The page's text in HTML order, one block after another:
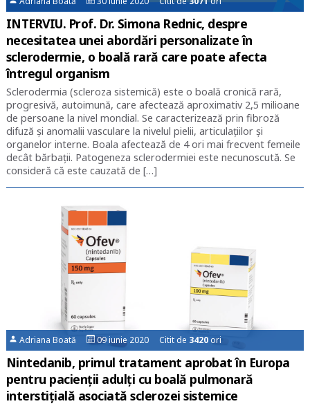
INTERVIU. Prof. Dr. Simona Rednic, despre
necesitatea unei abordări personalizate în
sclerodermie, o boală rară care poate afecta
întregul organism
Sclerodermia (scleroza sistemică) este o boală cronică rară,
progresivă, autoimună, care afectează aproximativ 2,5 milioane
de persoane la nivel mondial. Se caracterizează prin fibroză
difuză și anomalii vasculare la nivelul pielii, articulațiilor și
organelor interne. Boala afectează de 4 ori mai frecvent femeile
decât bărbații. Patogeneza sclerodermiei este necunoscută. Se
consideră că este cauzată de […]
Adriana Boată 09 iunie 2020 Citit de 3420ori
Nintedanib, primul tratament aprobat în Europa
pentru pacienții adulți cu boală pulmonară
interstițială asociată sclerozei sistemice